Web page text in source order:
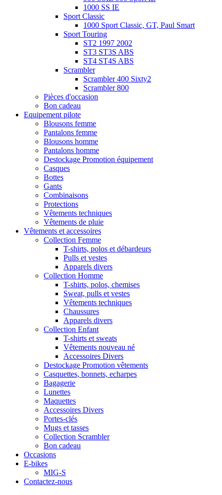
1000 SS IE
Sport Classic
1000 Sport Classic, GT, Paul Smart
Sport Touring
ST2 1997 2002
ST3 ST3S ABS
ST4 ST4S ABS
Scrambler
Scrambler 400 Sixty2
Scrambler 800
Pièces d'occasion
Bon cadeau
Equipement pilote
Blousons femme
Pantalons femme
Blousons homme
Pantalons homme
Destockage Promotion équipement
Casques
Bottes
Gants
Combinaisons
Protections
Vêtements techniques
Vêtements de pluie
Vêtements et accessoires
Collection Femme
T-shirts, polos et débardeurs
Pulls et vestes
Apparels divers
Collection Homme
T-shirts, polos, chemises
Sweat, pulls et vestes
Vêtements techniques
Chaussures
Apparels divers
Collection Enfant
T-shirts et sweats
Vêtements nouveau né
Accessoires Divers
Destockage Promotion vêtements
Casquettes, bonnets, echarpes
Bagagerie
Lunettes
Maquettes
Accessoires Divers
Portes-clés
Mugs et tasses
Collection Scrambler
Bon cadeau
Occasions
E-bikes
MIG-S
Contactez-nous